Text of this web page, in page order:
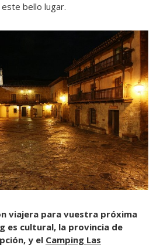
bello lugar.
viajera para vuestra próxima
es cultural, la provincia de
y el Camping Las